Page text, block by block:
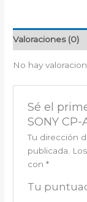
Valoraciones (0)
No hay
Sé el
SONY CP-
Tu dirección
publicada.
con *
Tu